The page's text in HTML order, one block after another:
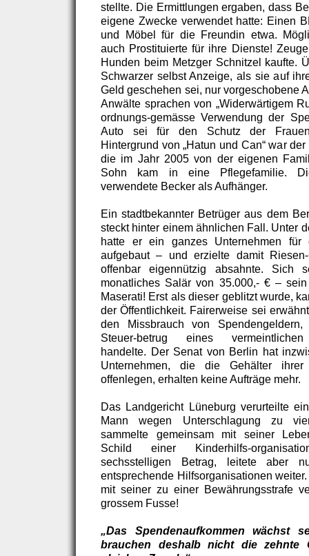
stellte. Die Ermittlungen ergaben, dass
eigene Zwecke verwendet hatte: Einen
und Möbel für die Freundin etwa.
auch Prostituierte für ihre Dienste!
Hunden beim Metzger Schnitzel kaufte.
Schwarzer selbst Anzeige, als sie auf
Geld geschehen sei, nur vorgeschobene
Anwälte sprachen von „Widerwärtigem
ordnungs-gemässe Verwendung der
Auto sei für den Schutz der
Hintergrund von „Hatun und Can“ war
die im Jahr 2005 von der eigenen
Sohn kam in eine Pflegefamilie.
verwendete Becker als Aufhänger.
Ein stadtbekannter Betrüger aus dem
steckt hinter einem ähnlichen Fall. Unter
hatte er ein ganzes Unternehmen für
aufgebaut – und erzielte damit
offenbar eigennützig absahnte. Sich
monatliches Salär von 35.000,- € –
Maserati! Erst als dieser geblitzt wurde,
der Öffentlichkeit. Fairerweise sei
den Missbrauch von
Steuer-betrug eines vermeintlichen
handelte. Der Senat von Berlin hat
Unternehmen, die die Gehälter ihrer
offenlegen, erhalten keine Aufträge mehr.
Das Landgericht Lüneburg verurteilte
Mann wegen Unterschlagung zu
sammelte gemeinsam mit seiner
Schild einer Kinderhilfs-
sechsstelligen Betrag, leitete aber
entsprechende Hilfsorganisationen
mit seiner zu einer Bewährungsstrafe
grossem Fusse!
„Das Spendenaufkommen wächst
brauchen deshalb nicht die zehnte